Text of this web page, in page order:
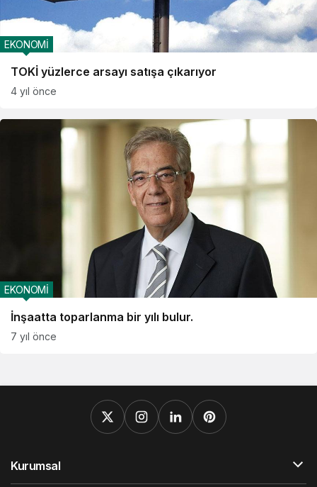
TOKİ yüzlerce arsayı satışa çıkarıyor
EKONOMİ
4 yıl önce
İnşaatta toparlanma bir yılı bulur.
EKONOMİ
7 yıl önce
Kurumsal